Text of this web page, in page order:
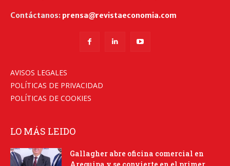
Contáctanos: prensa@revistaeconomia.com
AVISOS LEGALES
POLÍTICAS DE PRIVACIDAD
POLÍTICAS DE COOKIES
LO MÁS LEIDO
Gallagher abre oficina comercial en